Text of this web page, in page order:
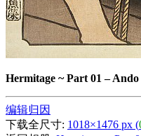
Hermitage ~ Part 01 –Ando
编辑归因
下载全尺寸: 1018×1476 px (